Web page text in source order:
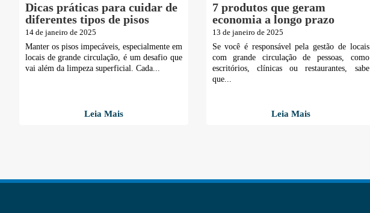
Dicas práticas para cuidar de
diferentes tipos de pisos
14 de janeiro de 2025
Manter os pisos impecáveis, especialmente em
locais de grande circulação, é um desafio que
vai além da limpeza superficial. Cada...
Leia Mais
7 produtos que geram
economia a longo prazo
13 de janeiro de 2025
Se você é responsável pela gestão de locais
com grande circulação de pessoas, como
escritórios, clínicas ou restaurantes, sabe
que...
Leia Mais